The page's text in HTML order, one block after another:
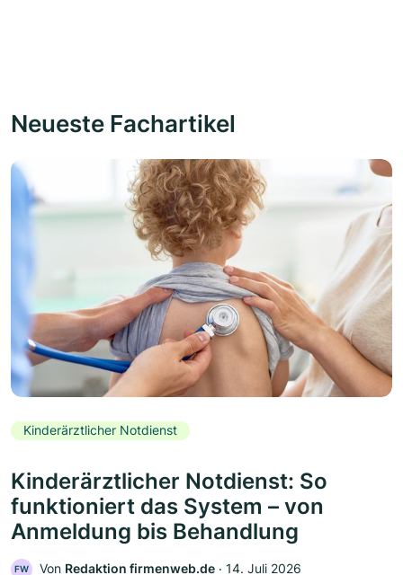
Neueste Fachartikel
Kinderärztlicher Notdienst
Kinderärztlicher Notdienst: So
funktioniert das System – von
Anmeldung bis Behandlung
FW Von Redaktion firmenweb.de ‧ 14. Juli 2026